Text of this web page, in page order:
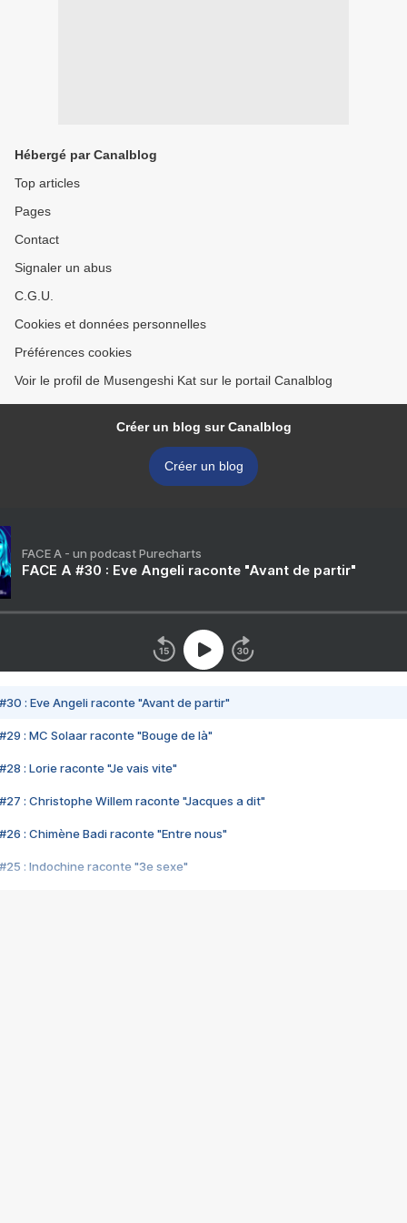
Hébergé par Canalblog
Top articles
Pages
Contact
Signaler un abus
C.G.U.
Cookies et données personnelles
Préférences cookies
Voir le profil de Musengeshi Kat sur le portail Canalblog
Créer un blog sur Canalblog
Créer un blog
FACE A - un podcast Purecharts
FACE A #30 : Eve Angeli raconte "Avant de partir"
#30 : Eve Angeli raconte "Avant de partir"
#29 : MC Solaar raconte "Bouge de là"
#28 : Lorie raconte "Je vais vite"
#27 : Christophe Willem raconte "Jacques a dit"
#26 : Chimène Badi raconte "Entre nous"
#25 : Indochine raconte "3e sexe"